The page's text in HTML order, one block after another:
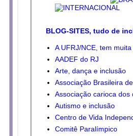
BLOG-SITES, tudo de
A UFRJ/NCE, tem
AADEF do RJ
Arte, dança e inclusão
Associação Brasileira
Associação carioca dos
Autismo e inclusão
Centro de Vida
Comitê Paralímpico